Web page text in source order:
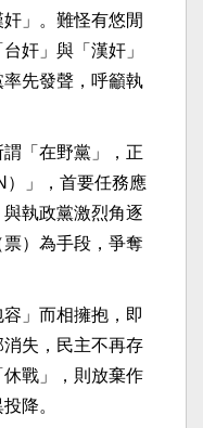
」。難怪有悠閒
奸」與「漢奸」
先發聲，呼籲執
謂「在野黨」，正
）」，首要任務應
執政黨激烈角逐
）為手段，爭奪
」而相擁抱，即
失，民主不再存
戰」，則放棄作
降。